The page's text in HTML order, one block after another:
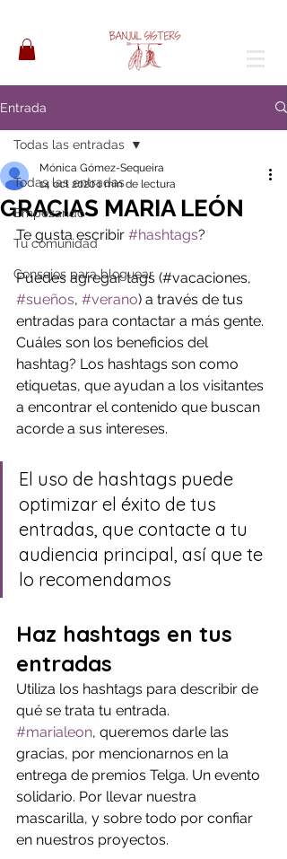
Entrada
Todas las entradas
Empezando
Tu comunidad
Consejos para bloguear
Todas las entradas
GRACIAS MARIA LEÓN
Mónica Gómez-Sequeira
14 oct 20201 min de lectura
Te gusta escribir #hashtags?
Puedes agregar tags (#vacaciones,
#sueños, #verano) a través de tus
entradas para contactar a más gente.
Cuáles son los beneficios del
hashtag? Los hashtags son como
etiquetas, que ayudan a los visitantes
a encontrar el contenido que buscan
acorde a sus intereses.
El uso de hashtags puede
optimizar el éxito de tus
entradas, que contacte a tu
audiencia principal, así que te
lo recomendamos
Haz hashtags en tus
entradas
Utiliza los hashtags para describir de
qué se trata tu entrada.
#marialeon, queremos darle las
gracias, por mencionarnos en la
entrega de premios Telga. Un evento
solidario. Por llevar nuestra
mascarilla, y sobre todo por confiar
en nuestros proyectos.